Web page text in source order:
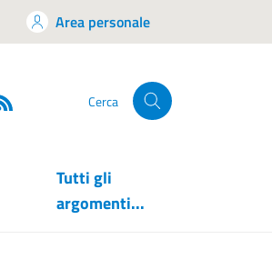
Area personale
Cerca
Tutti gli
argomenti...